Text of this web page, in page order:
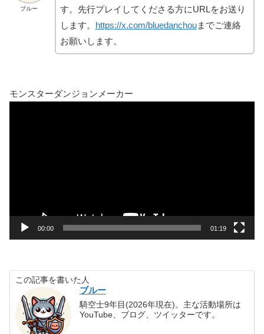
ブルー
す。先行プレイしてくださる方にURLをお送り
します。 https://x.com/bluedanchouまでご連絡
お願いします。
モンスターダンジョンメーカー
00:00 01:19
この記事を書いた人
ブルー
騎空士9年目(2026年現在)。主な活動場所は
YouTube、ブログ、ツイッターです。